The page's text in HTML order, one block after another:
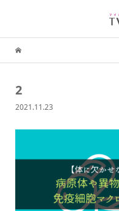
2
2021.11.23